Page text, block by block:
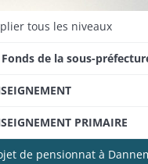
tous les niveaux
Fonds de la sous-
PRIMAIRE
de pensionnat à